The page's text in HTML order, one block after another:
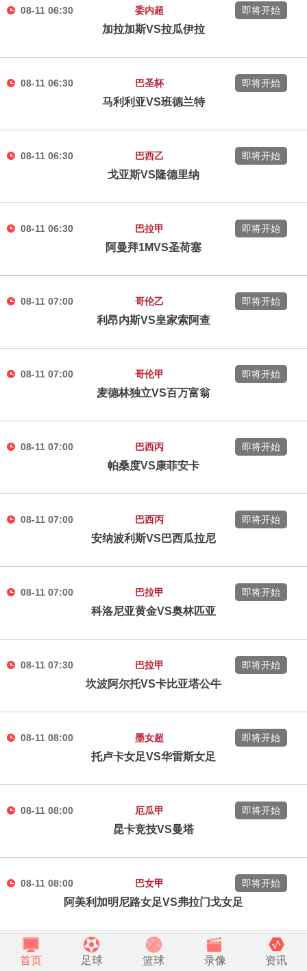
08-11 06:30 委内超
加拉加斯VS拉瓜伊拉
即将开始
08-11 06:30 巴圣杯
马利利亚VS班德兰特
即将开始
08-11 06:30 巴西乙
戈亚斯VS隆德里纳
即将开始
08-11 06:30 巴拉甲
阿曼拜1MVS圣荷塞
即将开始
08-11 07:00 哥伦乙
利昂内斯VS皇家索阿查
即将开始
08-11 07:00 哥伦甲
麦德林独立VS百万富翁
即将开始
08-11 07:00 巴西丙
帕桑度VS康菲安卡
即将开始
08-11 07:00 巴西丙
安纳波利斯VS巴西瓜拉尼
即将开始
08-11 07:00 巴拉甲
科洛尼亚黄金VS奥林匹亚
即将开始
08-11 07:30 巴拉甲
坎波阿尔托VS卡比亚塔公牛
即将开始
08-11 08:00 墨女超
托卢卡女足VS华雷斯女足
即将开始
08-11 08:00 厄瓜甲
昆卡竞技VS曼塔
即将开始
08-11 08:00 巴女甲
阿美利加明尼路女足VS弗拉门戈女足
即将开始
08-11 08:00 智利甲 即将开始
首页 足球 篮球 录像 资讯